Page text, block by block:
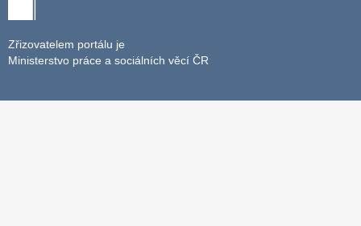
Zřizovatelem portálu je
Ministerstvo práce a sociálních věcí ČR